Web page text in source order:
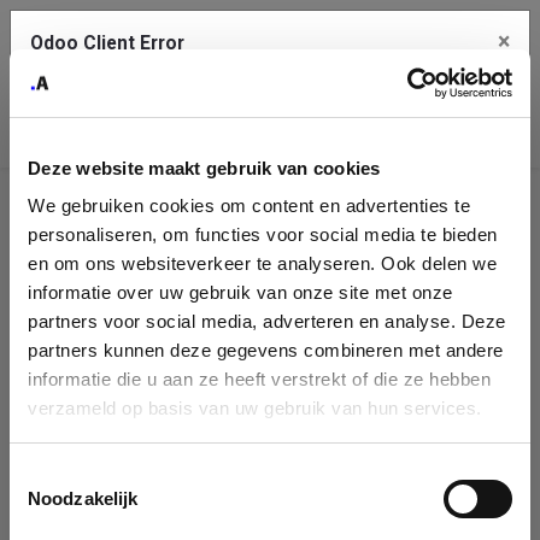
Deze website maakt gebruik van cookies
We gebruiken cookies om content en advertenties te
personaliseren, om functies voor social media te bieden
en om ons websiteverkeer te analyseren. Ook delen we
informatie over uw gebruik van onze site met onze
partners voor social media, adverteren en analyse. Deze
partners kunnen deze gegevens combineren met andere
informatie die u aan ze heeft verstrekt of die ze hebben
verzameld op basis van uw gebruik van hun services.
Noodzakelijk
Company
Identification
Please fill in your company details
You can search a company in our database by name, VAT or
enterprise ID. When a company is selected it will auto-complete the
form. If you don't find your company in our database, you can create
Odoo Client Error ×
service.
See details
Ok